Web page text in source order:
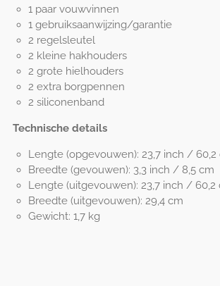
1 paar vouwvinnen
1 gebruiksaanwijzing/garantie
2 regelsleutel
2 kleine hakhouders
2 grote hielhouders
2 extra borgpennen
2 siliconenband
Technische details
Lengte (opgevouwen): 23,7 inch / 60,2
Breedte (gevouwen): 3,3 inch / 8,5 cm
Lengte (uitgevouwen): 23,7 inch / 60,2
Breedte (uitgevouwen): 29,4 cm
Gewicht: 1,7 kg